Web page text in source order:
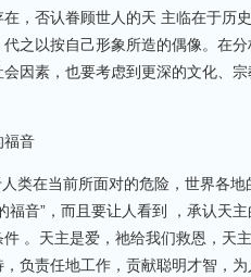
，否认眷顾世人的天 主临在于历
之以按自己形象所造的偶像。在
因素，也要考虑到更深的文化、宗
福音
类在当前所面对的危险，世界各地
福音”，而且要让人看到 ，承认天
。天主是爱，祂给我们救恩，天
负责任地工作，贡献聪明才智，